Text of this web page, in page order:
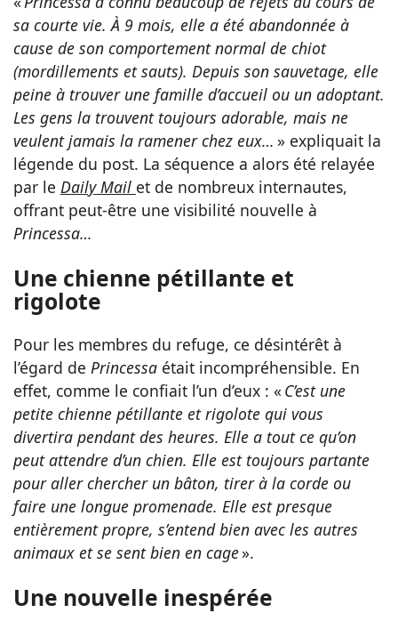
sa courte vie. À 9 mois, elle a été abandonnée à
cause de son comportement normal de chiot
(mordillements et sauts). Depuis son sauvetage, elle
peine à trouver une famille d’accueil ou un adoptant.
Les gens la trouvent toujours adorable, mais ne
veulent jamais la ramener chez eux… » expliquait la
légende du post. La séquence a alors été relayée
par le Daily Mail et de nombreux internautes,
offrant peut-être une visibilité nouvelle à
Princessa…
Une chienne pétillante et
rigolote
Pour les membres du refuge, ce désintérêt à
l’égard de Princessa était incompréhensible. En
effet, comme le confiait l’un d’eux : « C’est une
petite chienne pétillante et rigolote qui vous
divertira pendant des heures. Elle a tout ce qu’on
peut attendre d’un chien. Elle est toujours partante
pour aller chercher un bâton, tirer à la corde ou
faire une longue promenade. Elle est presque
entièrement propre, s’entend bien avec les autres
animaux et se sent bien en cage».
Une nouvelle inespérée